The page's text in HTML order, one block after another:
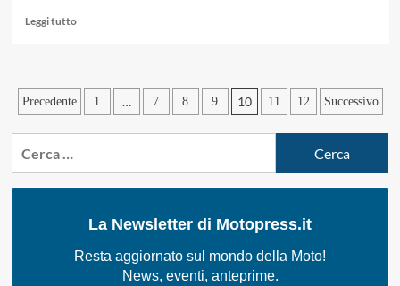
Leggi tuttoLeggi
SUPERMOTARD:
A
IL
E
MAX
Paginazione
degli
articoli
Precedente 1 … 7 8 9 10 11 12 Successivo
La Newsletter di Motopress.it
Resta aggiornato sul mondo della Moto!
News, eventi, anteprime.